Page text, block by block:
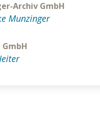
Archiv GmbH
Munzinger